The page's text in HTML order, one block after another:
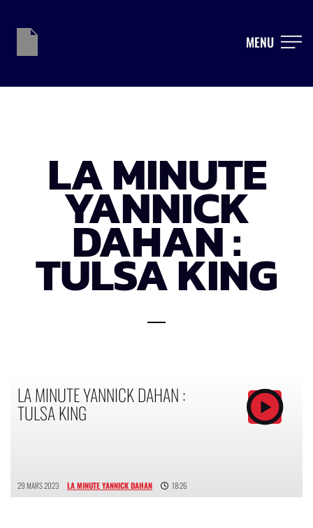
MENU
LA MINUTE
YANNICK
DAHAN :
TULSA KING
LA MINUTE YANNICK DAHAN :
TULSA KING
29 MARS 2023 LA MINUTE YANNICK DAHAN 18:26